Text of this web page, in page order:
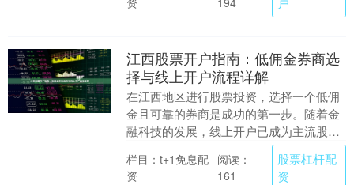
江西股票开户指南：低佣金券商选
择与线上开户流程详解
在江西地区进行股票投资，选择一个低佣
金且可靠的券商是成功的第一步。随着金
融科技的发展，线上开户已成为主流股票
杠杆配资，不仅方便快捷，还能享受更优
惠的交易费率。本....
栏目：t+1免息配
资
阅读：
161
股票杠杆配
资